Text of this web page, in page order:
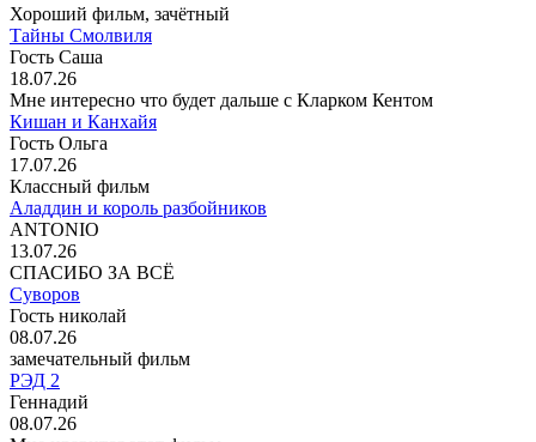
Хороший фильм, зачётный
Тайны Смолвиля
Гость Саша
18.07.26
Мне интересно что будет дальше с Кларком Кентом
Кишан и Канхайя
Гость Ольга
17.07.26
Классный фильм
Аладдин и король разбойников
ANTONIO
13.07.26
СПАСИБО ЗА ВСЁ
Суворов
Гость николай
08.07.26
замечательный фильм
РЭД 2
Геннадий
08.07.26